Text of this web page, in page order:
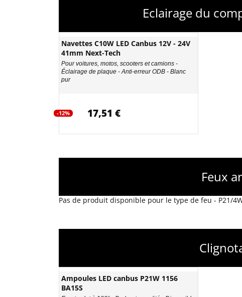
Eclairage du
Navettes C10W LED Canbus 12V - 24V
41mm Next-Tech
Pour voitures, motos, scooters et camions -
Éclairage de plaque - Anti-erreur ODB - Blanc
pur
-12% 17,51 €
Feux
Pas de produit disponible pour le type de feu - P21/
Ampoules LED canbus P21W 1156
BA15S